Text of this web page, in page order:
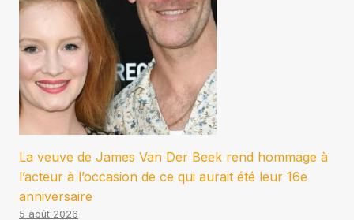
La veuve de James Van Der Beek rend hommage à
l’acteur à l’occasion de ce qui aurait été leur 16e
anniversaire
5 août 2026